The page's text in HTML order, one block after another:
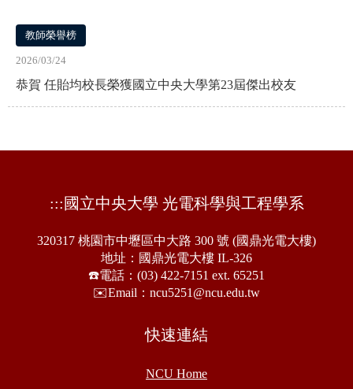
教師榮譽榜
2026/03/24
恭賀 任貽均校長榮獲國立中央大學第23屆傑出校友
::: 國立中央大學 光電科學與工程學系
320317 桃園市中壢區中大路 300 號 (國鼎光電大樓)
地址：國鼎光電大樓 IL-326
☎️電話：(03) 422-7151 ext. 65251
✉️Email：ncu5251@ncu.edu.tw
快速連結
NCU Home